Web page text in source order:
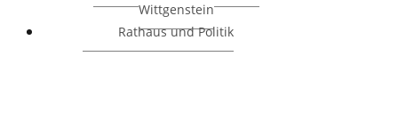
Wittgenstein
Rathaus und Politik